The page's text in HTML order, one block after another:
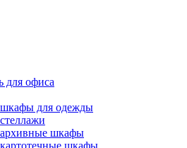
для офиса
для одежды
шкафы
шкафы